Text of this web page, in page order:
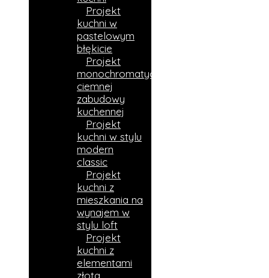
Projekt
kuchni w
pastelowym
błękicie
Projekt
monochromatycznej
ciemnej
zabudowy
kuchennej
Projekt
kuchni w stylu
modern
classic
Projekt
kuchni z
mieszkania na
wynajem w
stylu loft
Projekt
kuchni z
elementami
złota